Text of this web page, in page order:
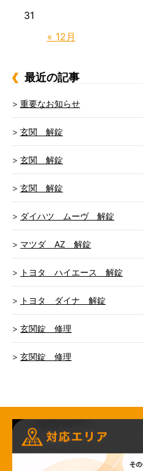
« 12月
31
最近の記事
重要なお知らせ
玄関 解錠
玄関 解錠
玄関 解錠
ダイハツ ムーヴ 解錠
マツダ AZ 解錠
トヨタ ハイエース 解錠
トヨタ ダイナ 解錠
玄関錠 修理
玄関錠 修理